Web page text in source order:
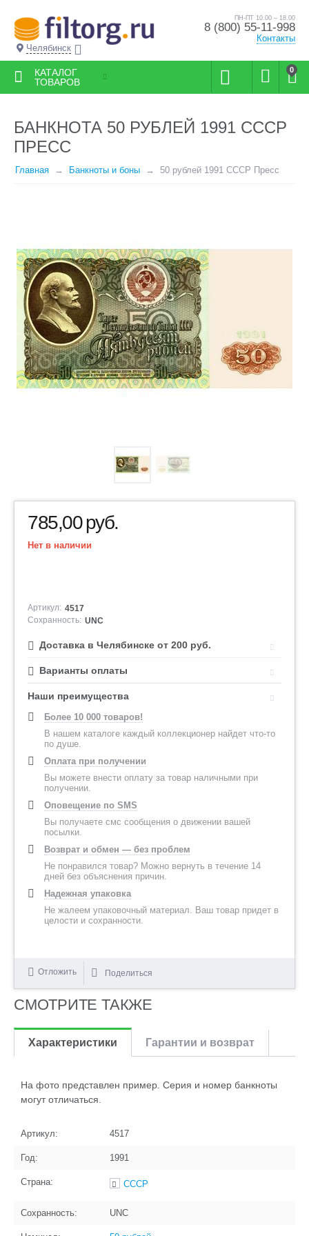
Челябинск
ПН-ПТ 10.00 – 18.00
8 (800) 55-11-998
Контакты
0
КАТАЛОГ
ТОВАРОВ
БАНКНОТА 50 РУБЛЕЙ 1991 СССР
ПРЕСС
Главная Банкноты и боны 50 рублей 1991 СССР Пресс
785,00руб.
Нет в наличии
Артикул: 4517
Сохранность: UNC
Доставка в Челябинске от 200 руб.
Варианты оплаты
Наши преимущества
Более 10 000 товаров!
В нашем каталоге каждый коллекционер найдет что-то
по душе.
Оплата при получении
Вы можете внести оплату за товар наличными при
получении.
Оповещение по SMS
Вы получаете смс сообщения о движении вашей
посылки.
Возврат и обмен — без проблем
Не понравился товар? Можно вернуть в течение 14
дней без объяснения причин.
Надежная упаковка
Не жалеем упаковочный материал. Ваш товар придет в
целости и сохранности.
Отложить Поделиться
СМОТРИТЕ ТАКЖЕ
Характеристики Гарантии и возврат
На фото представлен пример. Серия и номер банкноты
могут отличаться.
Артикул: 4517
Год: 1991
Страна: СССР
Сохранность: UNC